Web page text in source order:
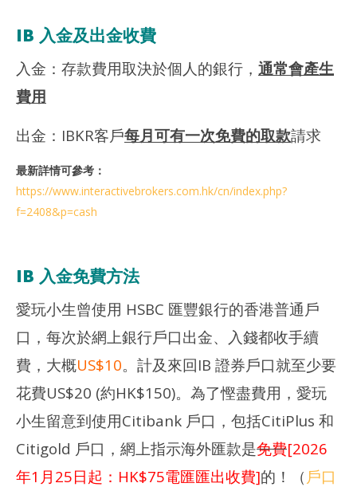
IB 入金及出金收費
入金：存款費用取決於個人的銀行， 通常會產生
費用
出金：IBKR客戶每月可有一次免費的取款請求
最新詳情可參考：
https://www.interactivebrokers.com.hk/cn/index.php?
f=2408&p=cash
IB 入金免費方法
愛玩小生曾使用 HSBC 匯豐銀行的香港普通戶
口，每次於網上銀行戶口出金、入錢都收手續
費，大概US$10。計及來回IB 證券戶口就至少要
花費US$20 (約HK$150)。為了慳盡費用，愛玩
小生留意到使用Citibank 戶口，包括CitiPlus 和
Citigold 戶口，網上指示海外匯款是免費[2026
年1月25日起：HK$75電匯匯出收費]的！（ 戶口